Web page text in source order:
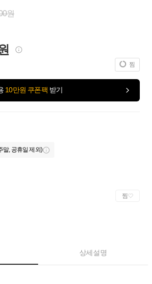
원
찜
10만원 쿠폰팩 받기
말, 공휴일 제외)
찜
상세설명